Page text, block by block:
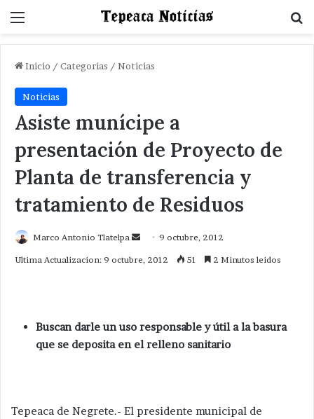
Menu
Inicio / Categorias / Noticias
Noticias
Asiste munícipe a
presentación de Proyecto de
Planta de transferencia y
tratamiento de Residuos
Marco Antonio Tlatelpa
Send9 octubre, 2012
Ultima Actualizacion: 9 octubre, 2012 51 2 Minutos leidos
Buscan darle un uso responsable y útil a la basura
que se deposita en el relleno sanitario
Tepeaca de Negrete.- El presidente municipal de